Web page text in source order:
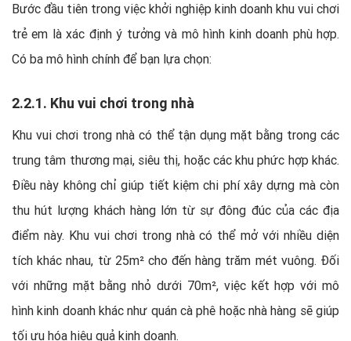
Bước đầu tiên trong việc khởi nghiệp kinh doanh khu vui chơi
trẻ em là xác định ý tưởng và mô hình kinh doanh phù hợp.
Có ba mô hình chính để bạn lựa chọn:
2.2.1. Khu vui chơi trong nhà
Khu vui chơi trong nhà có thể tận dụng mặt bằng trong các
trung tâm thương mại, siêu thị, hoặc các khu phức hợp khác.
Điều này không chỉ giúp tiết kiệm chi phí xây dựng mà còn
thu hút lượng khách hàng lớn từ sự đông đúc của các địa
điểm này. Khu vui chơi trong nhà có thể mở với nhiều diện
tích khác nhau, từ 25m² cho đến hàng trăm mét vuông. Đối
với những mặt bằng nhỏ dưới 70m², việc kết hợp với mô
hình kinh doanh khác như quán cà phê hoặc nhà hàng sẽ giúp
tối ưu hóa hiệu quả kinh doanh.